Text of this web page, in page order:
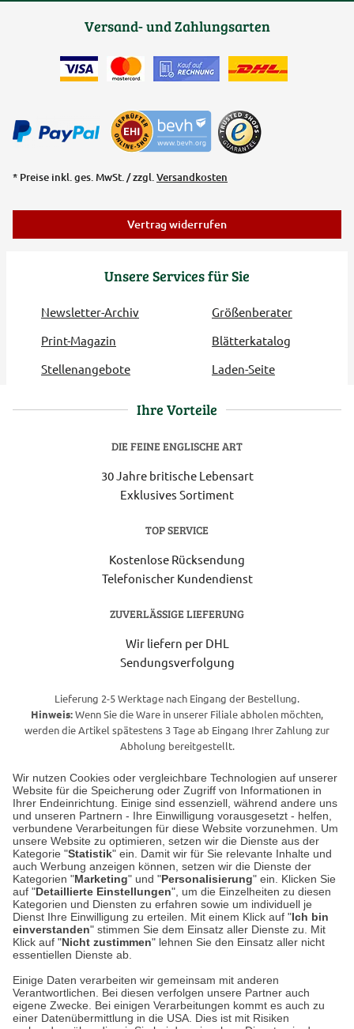
Wir nutzen Cookies oder vergleichbare Technologien auf unserer
Website für die Speicherung oder Zugriff von Informationen in
Ihrer Endeinrichtung. Einige sind essenziell, während andere uns
und unseren Partnern - Ihre Einwilligung vorausgesetzt - helfen,
verbundene Verarbeitungen für diese Website vorzunehmen. Um
unsere Website zu optimieren, setzen wir die Dienste aus der
Kategorie "Statistik" ein. Damit wir für Sie relevante Inhalte und
auch Werbung anzeigen können, setzen wir die Dienste der
Kategorien "Marketing" und "Personalisierung" ein. Klicken Sie
auf "Detaillierte Einstellungen", um die Einzelheiten zu diesen
Kategorien und Diensten zu erfahren sowie um individuell je
Dienst Ihre Einwilligung zu erteilen. Mit einem Klick auf "Ich bin
einverstanden" stimmen Sie dem Einsatz aller Dienste zu. Mit
Klick auf "Nicht zustimmen" lehnen Sie den Einsatz aller nicht
essentiellen Dienste ab.
Einige Daten verarbeiten wir gemeinsam mit anderen
Verantwortlichen. Bei diesen verfolgen unsere Partner auch
eigene Zwecke. Bei einigen Verarbeitungen kommt es auch zu
einer Datenübermittlung in die USA. Dies ist mit Risiken
Unsere Services für Sie
Newsletter-Archiv
Größenberater
Print-Magazin
Blätterkatalog
Stellenangebote
Laden-Seite
Versand- und Zahlungsarten
* Preise inkl. ges. MwSt. / zzgl.Versandkosten
Vertrag widerrufen
Ihre Vorteile
DIE FEINE ENGLISCHE ART
30 Jahre britische Lebensart
Exklusives Sortiment
TOP SERVICE
Kostenlose Rücksendung
Telefonischer Kundendienst
ZUVERLÄSSIGE LIEFERUNG
Wir liefern per DHL
Sendungsverfolgung
Lieferung 2-5 Werktage nach Eingang der Bestellung.
Hinweis:Wenn Sie die Ware in unserer Filiale abholen möchten,
werden die Artikel spätestens 3 Tage ab Eingang Ihrer Zahlung zur
Abholung bereitgestellt.
Unser Geschäft in Meckenheim
Auf dem Steinbüchel 6
53340 Meckenheim
Montag bis Samstag 9:00 Uhr bis 18:00 Uhr
weitere Information
Hier finden Sie uns im Netz